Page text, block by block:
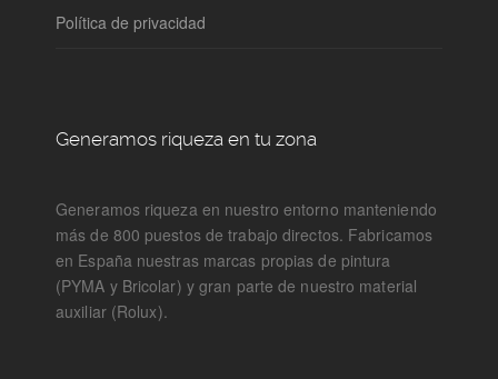
Política de privacidad
Generamos riqueza en tu zona
Generamos riqueza en nuestro entorno manteniendo
más de 800 puestos de trabajo directos. Fabricamos
en España nuestras marcas propias de pintura
(PYMA y Bricolar) y gran parte de nuestro material
auxiliar (Rolux).